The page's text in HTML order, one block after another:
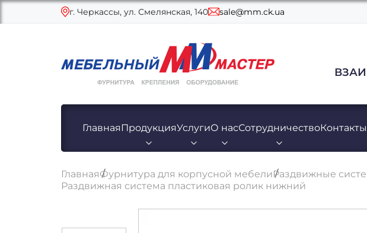
г. Черкассы, ул. Смелянская, 140 sale@mm.ck.ua
Главная ПродукцияУслугиО насСотрудничествоКонтакты
ГлавнаяФурнитура для корпусной мебелиРаздвижные
Раздвижная система пластиковая ролик нижний